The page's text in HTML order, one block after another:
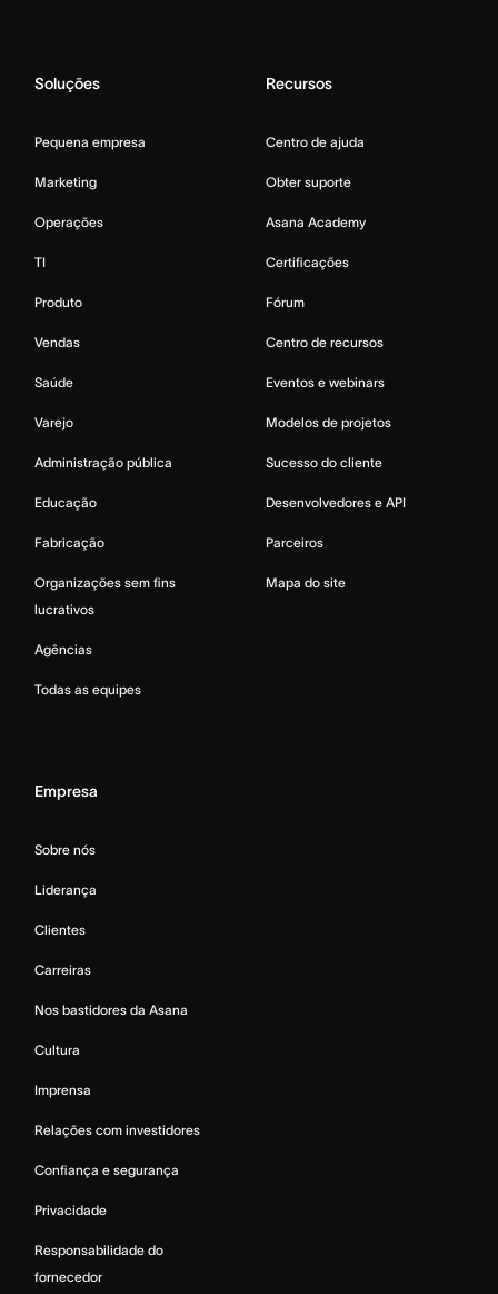
Soluções
Pequena empresa
Marketing
Operações
TI
Produto
Vendas
Saúde
Varejo
Administração pública
Educação
Fabricação
Organizações sem fins
lucrativos
Agências
Todas as equipes
Recursos
Centro de ajuda
Obter suporte
Asana Academy
Certificações
Fórum
Centro de recursos
Eventos e webinars
Modelos de projetos
Sucesso do cliente
Desenvolvedores e API
Parceiros
Mapa do site
Empresa
Sobre nós
Liderança
Clientes
Carreiras
Nos bastidores da Asana
Cultura
Imprensa
Relações com investidores
Confiança e segurança
Privacidade
Responsabilidade do
fornecedor